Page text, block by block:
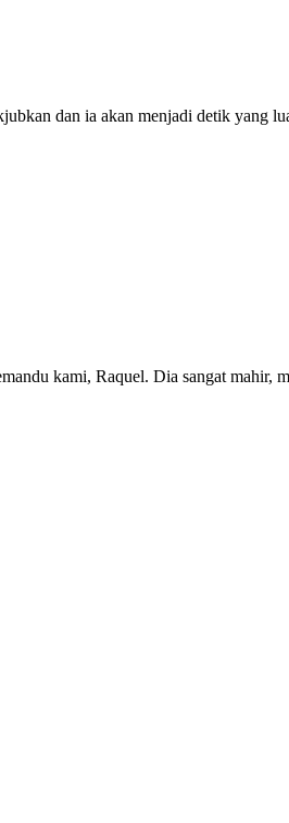
dan ia akan menjadi detik yang
kami, Raquel. Dia sangat mahir,